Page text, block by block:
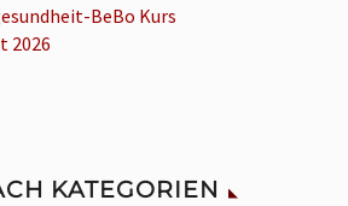
BeBo Kurs
2026
KATEGORIEN